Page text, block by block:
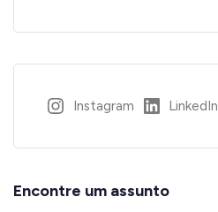
Instagram LinkedIn
Encontre um assunto